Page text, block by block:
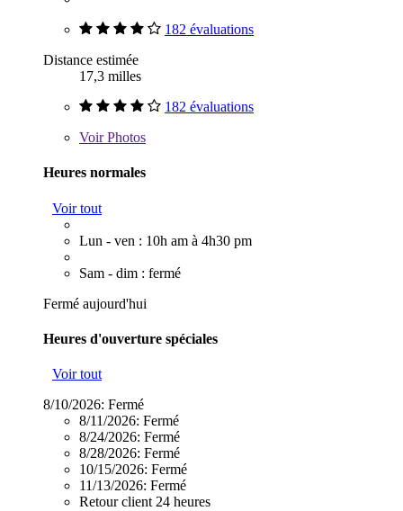
182 évaluations
Distance estimée
17,3 milles
182 évaluations
VoirPhotos
Heures normales
Voir tout
Lun - ven : 10h am à 4h30 pm
Sam - dim : fermé
Fermé aujourd'hui
Heures d'ouverture spéciales
Voir tout
8/10/2026: Fermé
8/11/2026: Fermé
8/24/2026: Fermé
8/28/2026: Fermé
10/15/2026: Fermé
11/13/2026: Fermé
Retour client 24 heures